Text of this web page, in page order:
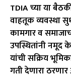
TDIA च्या या
वाहतूक व्यवस्था
कामगार व
उपस्थितांनी नमूद
यांची सक्रिय
गती देणारा